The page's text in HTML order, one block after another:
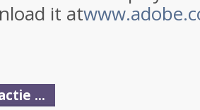
it at
...